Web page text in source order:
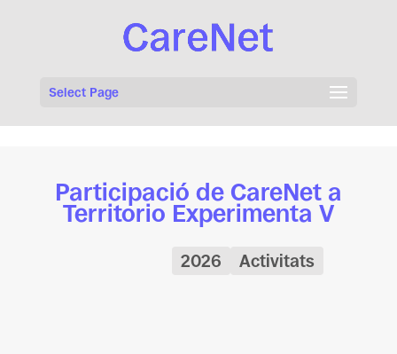
Select Page
Participació de CareNet a
Territorio Experimenta V
2026 Activitats